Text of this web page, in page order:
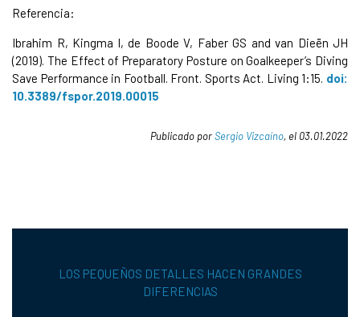
Referencia:
Ibrahim R, Kingma l, de Boode V, Faber GS and van Dieën JH
(2019). The Effect of Preparatory Posture on Goalkeeper’s Diving
Save Performance in Football. Front. Sports Act. Living 1:15. doi:
10.3389/fspor.2019.00015
Publicado porSergio Vizcaíno, el 03.01.2022
LOS PEQUEÑOS DETALLES HACEN GRANDES
DIFERENCIAS